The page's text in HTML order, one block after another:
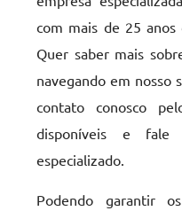
com mais de 25 anos
Quer saber mais
navegando em nosso
contato conosco
disponíveis e fale
especializado.
Podendo garantir